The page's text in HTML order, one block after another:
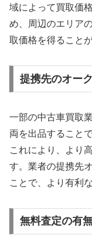
域によって買取価
め、周辺のエリア
取価格を得ること
提携先のオー
一部の中古車買取
両を出品すること
これにより、より
す。業者の提携先
ことで、より有利
無料査定の有